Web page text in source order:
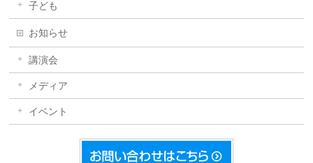
子ども
お知らせ
講演会
メディア
イベント